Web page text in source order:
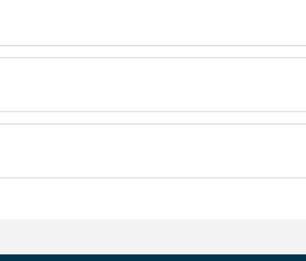
steeds sterker afhankelijker zijn
verder denkt en je de weg wijst naar